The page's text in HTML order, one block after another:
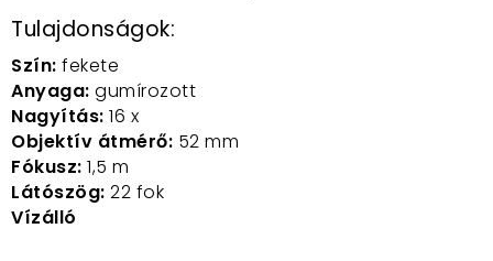
Tulajdonságok:
Szín: fekete
Anyaga: gumírozott
Nagyítás: 16 x
Objektív átmérő: 52 mm
Fókusz: 1,5 m
Látószög: 22 fok
Vízálló